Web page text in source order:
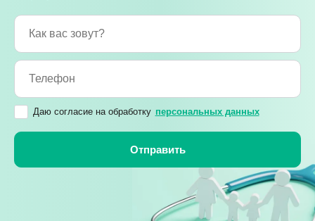
Даю согласие на обработку персональных данных